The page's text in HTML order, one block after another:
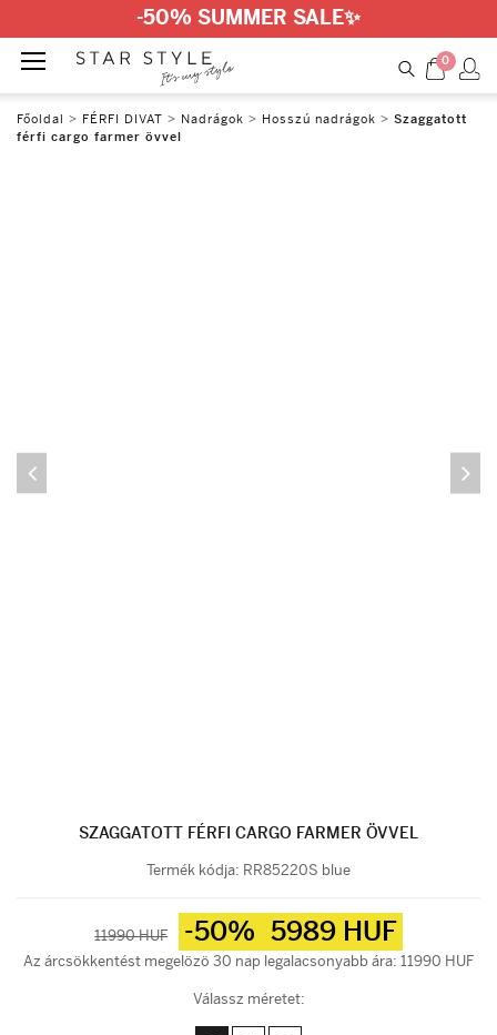
-50% SUMMER SALE✨
0
Főoldal > FÉRFI DIVAT > Nadrágok > Hosszú nadrágok > Szaggatott
férfi cargo farmer övvel
SZAGGATOTT FÉRFI CARGO FARMER ÖVVEL
Termék kódja: RR85220S blue
11990 HUF -50% 5989 HUF
Az árcsökkentést megelözö 30 nap legalacsonyabb ára: 11990 HUF
Válassz méretet: